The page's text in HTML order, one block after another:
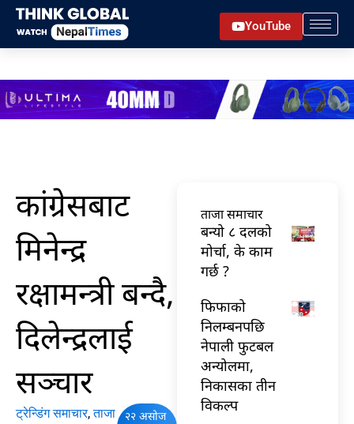
Skip
content
YouTube
कांग्रेसबाट
मिनेन्द्र
रक्षामन्त्री बन्दै,
दिलेन्द्रलाई
सञ्चार
ट्रेन्डिंग समाचार,ताजा
२२ असोज
ताजा समाचार
बन्यो ८ दलको
मोर्चा, के काम
गर्छ ?
फिफाको
निलम्बनपछि
नेपाली फुटबल
अन्योलमा,
निकासका तीन
विकल्प